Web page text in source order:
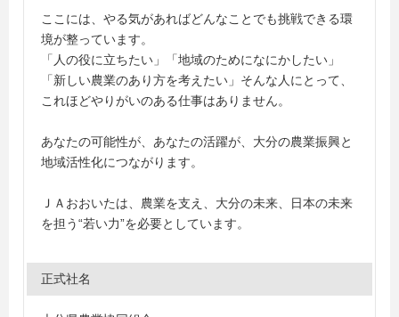
ここには、やる気があればどんなことでも挑戦できる環
境が整っています。
「人の役に立ちたい」「地域のためになにかしたい」
「新しい農業のあり方を考えたい」そんな人にとって、
これほどやりがいのある仕事はありません。
あなたの可能性が、あなたの活躍が、大分の農業振興と
地域活性化につながります。
ＪＡおおいたは、農業を支え、大分の未来、日本の未来
を担う“若い力”を必要としています。
正式社名